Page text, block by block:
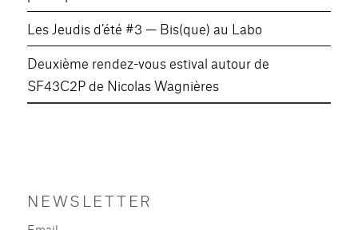
Les Jeudis d’été #3 — Bis(que) au Labo
Deuxième rendez-vous estival autour de
SF43C2P de Nicolas Wagnières
NEWSLETTER